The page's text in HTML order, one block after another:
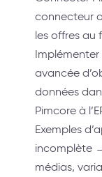
connecteur
les offres au
avancée
données
Pimcore à
Exemples
incomplète
médias,